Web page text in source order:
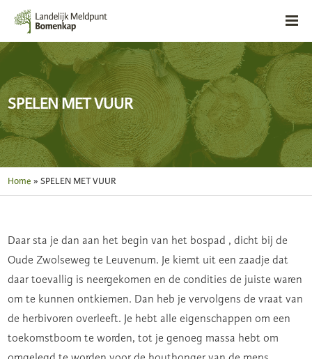
SPELEN MET VUUR
Home »SPELEN MET VUUR
Daar sta je dan aan het begin van het bospad , dicht bij de
Oude Zwolseweg te Leuvenum. Je kiemt uit een zaadje dat
daar toevallig is neergekomen en de condities de juiste waren
om te kunnen ontkiemen. Dan heb je vervolgens de vraat van
de herbivoren overleeft. Je hebt alle eigenschappen om een
toekomstboom te worden, tot je genoeg massa hebt om